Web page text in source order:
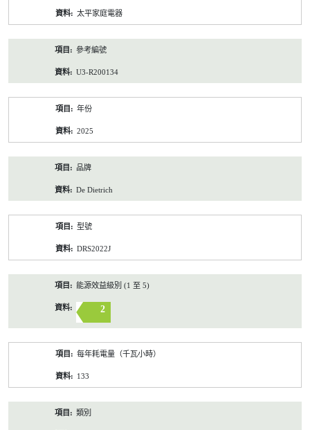
太平家庭電器
參考編號
U3-R200134
年份
2025
品牌
De Dietrich
型號
DRS2022J
能源效益級別 (1 至 5)
2
每年耗電量（千瓦小時）
133
類別